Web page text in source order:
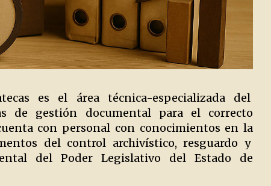
es el área técnica-especializada del
de gestión documental para el correcto
con personal con conocimientos en la
del control archivístico, resguardo y
del Poder Legislativo del Estado de